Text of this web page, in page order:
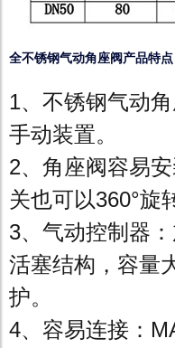
全不锈钢气动角座阀产品特点
1、不锈钢气动
手动装置。
2、角座阀容易
关也可以360°旋
3、气动控制器
活塞结构，容量
护。
4、容易连接：